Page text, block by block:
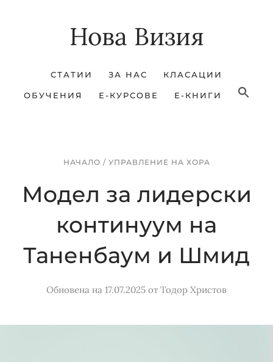
Нова Визия
СТАТИИ ЗА НАС КЛАСАЦИИ
ОБУЧЕНИЯ Е-КУРСОВЕ Е-КНИГИ
НАЧАЛО / УПРАВЛЕНИЕ НА ХОРА
Модел за лидерски
континуум на
Таненбаум и Шмид
Обновена на 17.07.2025 от Тодор Христов